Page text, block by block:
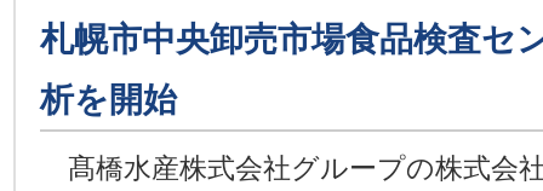
札幌市中央卸売市場食品検査
析を開始
髙橋水産株式会社グループの株式会